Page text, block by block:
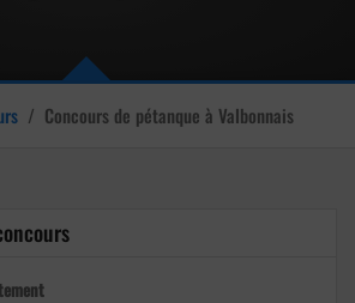
/ Concours de pétanque à Valbonnais